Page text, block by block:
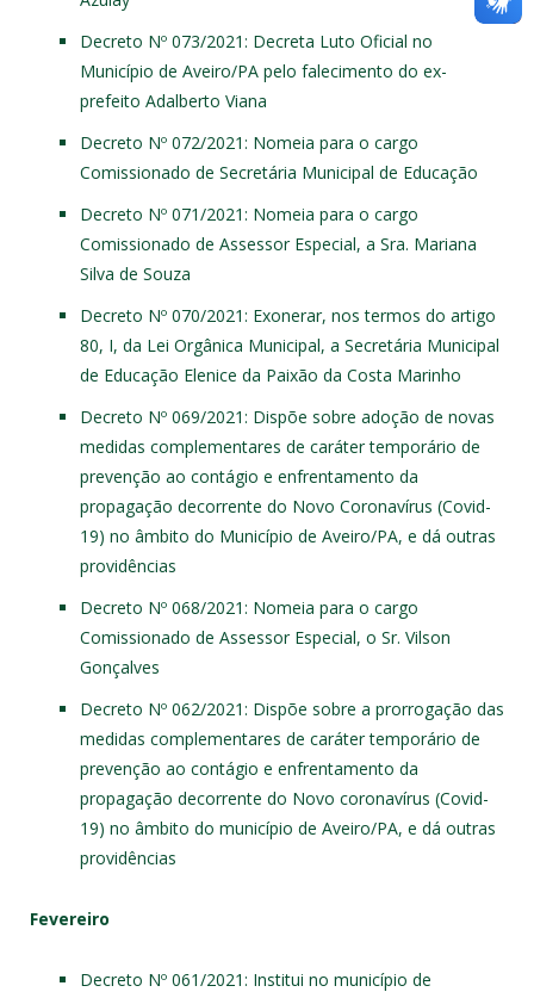
Decreto Nº 073/2021: Decreta Luto Oficial no
Município de Aveiro/PA pelo falecimento do ex-
prefeito Adalberto Viana
Decreto Nº 072/2021: Nomeia para o cargo
Comissionado de Secretária Municipal de Educação
Decreto Nº 071/2021: Nomeia para o cargo
Comissionado de Assessor Especial, a Sra. Mariana
Silva de Souza
Decreto Nº 070/2021: Exonerar, nos termos do artigo
80, I, da Lei Orgânica Municipal, a Secretária Municipal
de Educação Elenice da Paixão da Costa Marinho
Decreto Nº 069/2021: Dispõe sobre adoção de novas
medidas complementares de caráter temporário de
prevenção ao contágio e enfrentamento da
propagação decorrente do Novo Coronavírus (Covid-
19) no âmbito do Município de Aveiro/PA, e dá outras
providências
Decreto Nº 068/2021: Nomeia para o cargo
Comissionado de Assessor Especial, o Sr. Vilson
Gonçalves
Decreto Nº 062/2021: Dispõe sobre a prorrogação das
medidas complementares de caráter temporário de
prevenção ao contágio e enfrentamento da
propagação decorrente do Novo coronavírus (Covid-
19) no âmbito do município de Aveiro/PA, e dá outras
providências
Fevereiro
Decreto Nº 061/2021: Institui no município de